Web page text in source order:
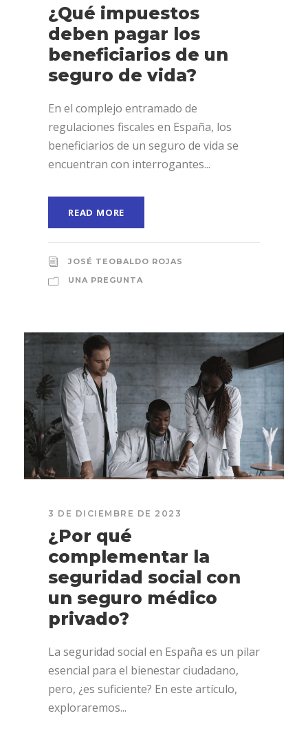
¿Qué impuestos
deben pagar los
beneficiarios de un
seguro de vida?
En el complejo entramado de
regulaciones fiscales en España, los
beneficiarios de un seguro de vida se
encuentran con interrogantes...
READ MORE
JOSÉ TEOBALDO ROJAS
UNA PREGUNTA
3 DE DICIEMBRE DE 2023
¿Por qué
complementar la
seguridad social con
un seguro médico
privado?
La seguridad social en España es un pilar
esencial para el bienestar ciudadano,
pero, ¿es suficiente? En este artículo,
exploraremos...